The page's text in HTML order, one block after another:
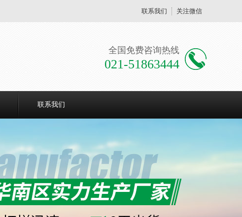
联系我们 关注微信
全国免费咨询热线
021-51863444
联系我们